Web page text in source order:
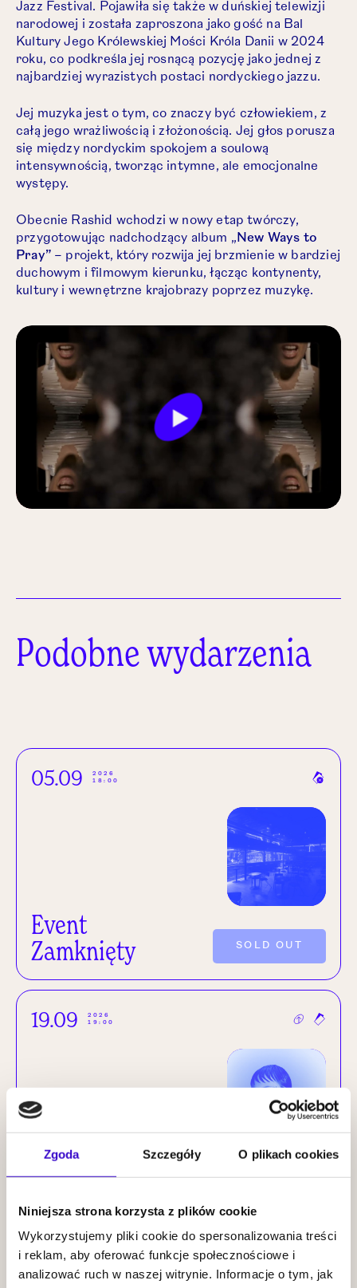
Zgoda Szczegóły O plikach cookies
Niniejsza strona korzysta z plików cookie
Wykorzystujemy pliki cookie do spersonalizowania treści
i reklam, aby oferować funkcje społecznościowe i
analizować ruch w naszej witrynie. Informacje o tym, jak
Jazz Festival. Pojawiła się także w duńskiej telewizji
narodowej i została zaproszona jako gość na Bal
Kultury Jego Królewskiej Mości Króla Danii w 2024
roku, co podkreśla jej rosnącą pozycję jako jednej z
najbardziej wyrazistych postaci nordyckiego jazzu.
Jej muzyka jest o tym, co znaczy być człowiekiem, z
całą jego wrażliwością i złożonością. Jej głos porusza
się między nordyckim spokojem a soulową
intensywnością, tworząc intymne, ale emocjonalne
występy.
Obecnie Rashid wchodzi w nowy etap twórczy,
przygotowując nadchodzący album „New Ways to
Pray”– projekt, który rozwija jej brzmienie w bardziej
duchowym i filmowym kierunku, łącząc kontynenty,
kultury i wewnętrzne krajobrazy poprzez muzykę.
Mute Settings
Play
Podobne wydarzenia
05.09
2026
18:00
Event
Zamknięty
SOLD OUT
19.09
2026
19:00
Paulina
Przybysz |
20.09
2026